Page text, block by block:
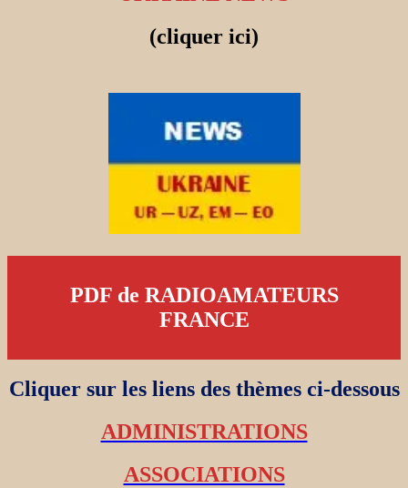
(cliquer ici)
PDF de RADIOAMATEURS
FRANCE
Cliquer sur les liens des thèmes ci-dessous
ADMINISTRATIONS
ASSOCIATIONS